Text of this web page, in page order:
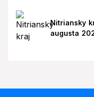
Nitriansky
augusta